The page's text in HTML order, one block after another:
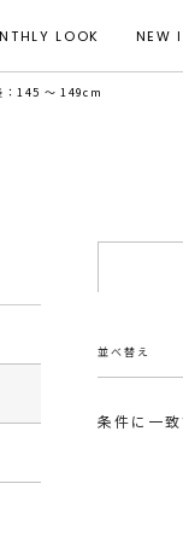
LOOK NEW
：145 ～ 149cm
並べ替え
条件に一